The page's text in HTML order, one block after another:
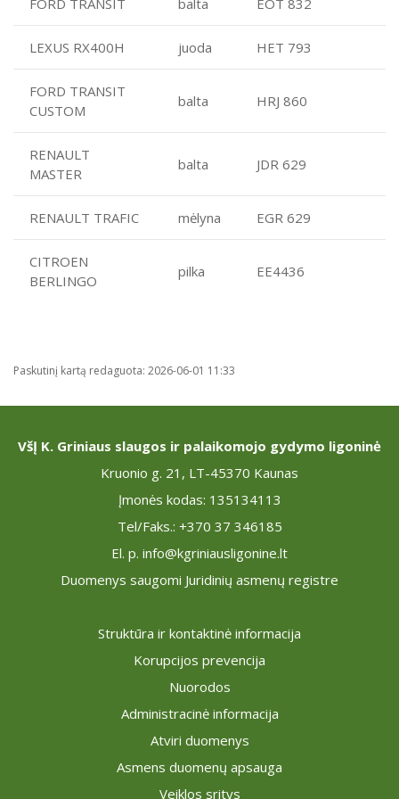
TARNYBINIAI LENGVIEJI AUTOMOBILIAI
LĖŠOS VEIKLAI VIEŠINTI
SERTIFIKATAI
KITA SVARBI SU ĮSTAIGOS VEIKLA SUSIJUSI INFORMACIJA
CIVILINĖ SAUGA
FORD TRANSIT balta EOT 832
LEXUS RX400H juoda HET 793
FORD TRANSIT
CUSTOM
balta HRJ 860
RENAULT
MASTER
balta JDR 629
RENAULT TRAFIC mėlyna EGR 629
CITROEN
BERLINGO
pilka EE4436
Paskutinį kartą redaguota: 2026-06-01 11:33
VšĮ K. Griniaus slaugos ir palaikomojo gydymo ligoninė
Kruonio g. 21, LT-45370 Kaunas
Įmonės kodas: 135134113
Tel/Faks.: +370 37 346185
El. p. info@kgriniausligonine.lt
Duomenys saugomi Juridinių asmenų registre
Struktūra ir kontaktinė informacija
Korupcijos prevencija
Nuorodos
Administracinė informacija
Atviri duomenys
Asmens duomenų apsauga
Veiklos sritys